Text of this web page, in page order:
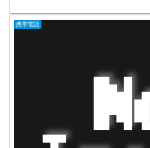
携帯電話